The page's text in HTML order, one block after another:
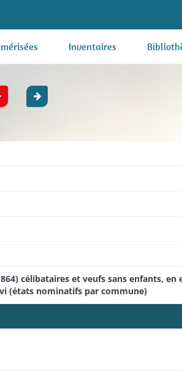
Inventaires
célibataires et veufs sans enfants,
(états nominatifs par commune)